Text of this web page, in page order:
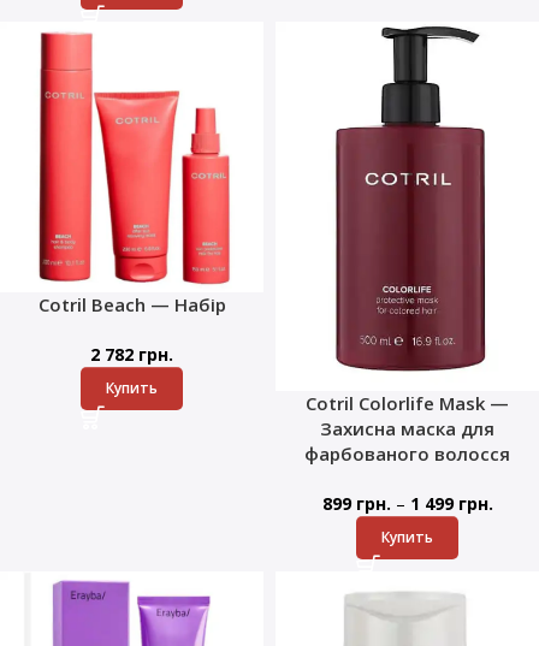
Cotril Beach — Набір
2 782 грн.
Купить
Cotril Colorlife Mask —
Захисна маска для
фарбованого волосся
899 грн. – 1 499 грн.
Купить